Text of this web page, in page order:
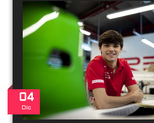
Reply on Twitter 2030623456866521423
04
Dic